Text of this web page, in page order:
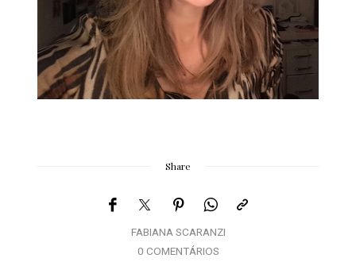
Share
FABIANA SCARANZI
0 COMENTÁRIOS